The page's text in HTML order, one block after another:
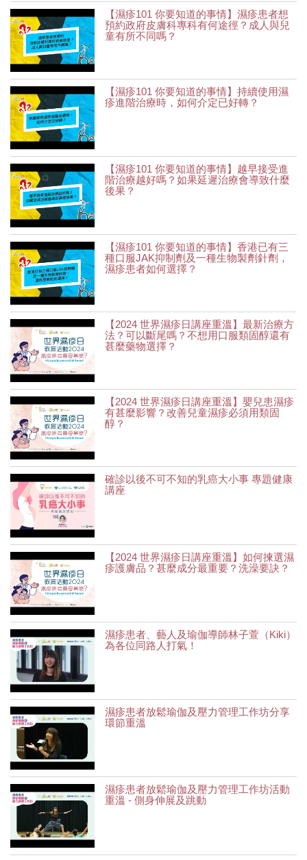
【濕疹101 你要知道的事情】濕疹患者想
預約政府皮膚科專科有何途徑？成人與兒
童有所不同嗎？
【濕疹101 你要知道的事情】持續使用濕
疹進階治療時，如何介定已好轉？
【濕疹101 你要知道的事情】越早接受進
階治療越好嗎？如果延遲治療會導致什麼
後果？
【濕疹101 你要知道的事情】香港已有三
種口服JAK抑制劑及一種生物製劑針劑，
濕疹患者如何選擇？
【2024 世界濕疹日講座重溫】最新治療方
法？可以斷尾嗎？不想用口服類固醇還有
甚麼藥物選擇？
【2024 世界濕疹日講座重溫】嬰兒患濕疹
有甚麼影響？改善兒童濕疹必須用類固
醇？
確診以後不可不知的乳癌大小事 專題健康
講座
【2024 世界濕疹日講座重溫】如何揀選濕
疹護膚品？甚麼成分最重要？洗澡要訣？
濕疹患者、藝人及瑜伽導師林子萱（Kiki）
為各位同路人打氣！
濕疹患者放鬆瑜伽及壓力管理工作坊分享
環節重溫
濕疹患者放鬆瑜伽及壓力管理工作坊活動
重溫 - 側身伸展及跳動